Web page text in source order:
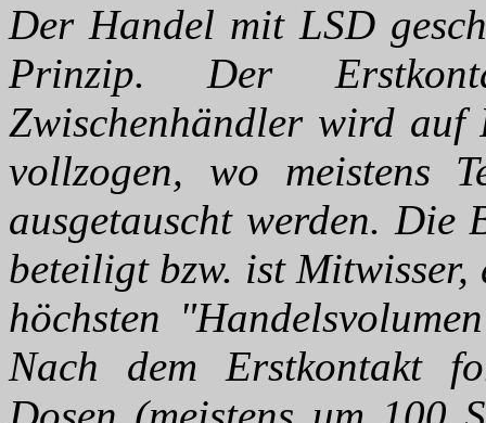
Der Handel mit LSD
Prinzip. Der
Zwischenhändler wird auf
vollzogen, wo meistens
ausgetauscht werden. Die
beteiligt bzw. ist
höchsten
Nach dem Erstkontakt